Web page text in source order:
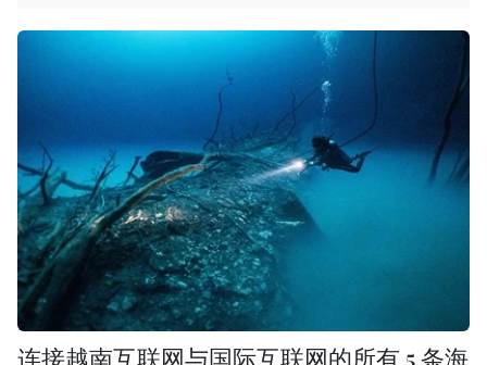
连接越南互联网与国际互联网的所有 5 条海